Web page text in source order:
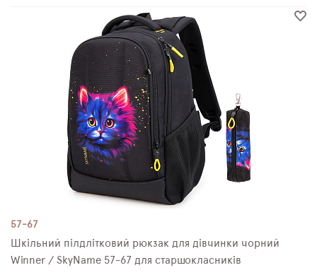
57-67
Шкільний пілдлітковий рюкзак для дівчинки чорний
Winner / SkyNamе 57-67 для старшокласників